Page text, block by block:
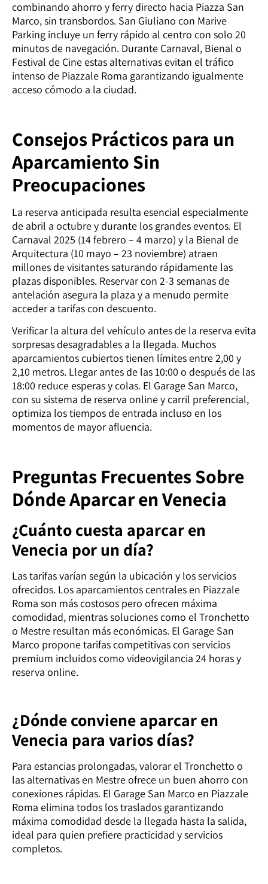
combinando ahorro y ferry directo hacia Piazza San
Marco, sin transbordos. San Giuliano con Marive
Parking incluye un ferry rápido al centro con solo 20
minutos de navegación. Durante Carnaval, Bienal o
Festival de Cine estas alternativas evitan el tráfico
intenso de Piazzale Roma garantizando igualmente
acceso cómodo a la ciudad.
Consejos Prácticos para un
Aparcamiento Sin
Preocupaciones
La reserva anticipada resulta esencial especialmente
de abril a octubre y durante los grandes eventos. El
Carnaval 2025 (14 febrero – 4 marzo) y la Bienal de
Arquitectura (10 mayo – 23 noviembre) atraen
millones de visitantes saturando rápidamente las
plazas disponibles. Reservar con 2-3 semanas de
antelación asegura la plaza y a menudo permite
acceder a tarifas con descuento.
Verificar la altura del vehículo antes de la reserva evita
sorpresas desagradables a la llegada. Muchos
aparcamientos cubiertos tienen límites entre 2,00 y
2,10 metros. Llegar antes de las 10:00 o después de las
18:00 reduce esperas y colas. El Garage San Marco,
con su sistema de reserva online y carril preferencial,
optimiza los tiempos de entrada incluso en los
momentos de mayor afluencia.
Preguntas Frecuentes Sobre
Dónde Aparcar en Venecia
¿Cuánto cuesta aparcar en
Venecia por un día?
Las tarifas varían según la ubicación y los servicios
ofrecidos. Los aparcamientos centrales en Piazzale
Roma son más costosos pero ofrecen máxima
comodidad, mientras soluciones como el Tronchetto
o Mestre resultan más económicas. El Garage San
Marco propone tarifas competitivas con servicios
premium incluidos como videovigilancia 24 horas y
reserva online.
¿Dónde conviene aparcar en
Venecia para varios días?
Para estancias prolongadas, valorar el Tronchetto o
las alternativas en Mestre ofrece un buen ahorro con
conexiones rápidas. El Garage San Marco en Piazzale
Roma elimina todos los traslados garantizando
máxima comodidad desde la llegada hasta la salida,
ideal para quien prefiere practicidad y servicios
completos.